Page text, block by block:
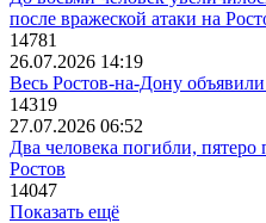
после вражеской атаки на
14781
26.07.2026 14:19
Весь Ростов-на-Дону
14319
27.07.2026 06:52
Два человека погибли,
Ростов
14047
Показать ещё